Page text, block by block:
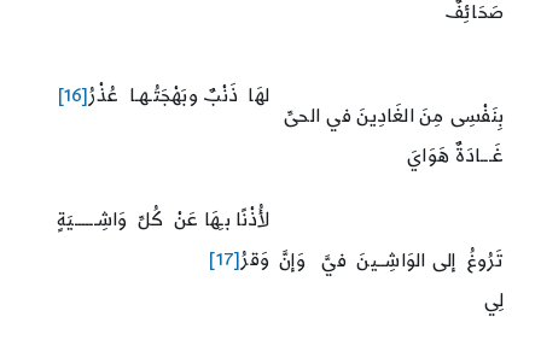
صَحَائِفٌ
بِنَفْسِى مِنَ الغَادِينَ في الحىِّ
غَـــادَةٌ هَوَايَ
لهَا ذَنْبٌ وبَهْجَتُـهـا عُذْرُ [16]
تَرُوغُ إلى الوَاشِــينَ فيَّ وَإنَّ
لِي
لأُذْنًا بـِهَا عَنْ كُلِّ وَاشِــــــيَةٍ
وَقرُ [17]